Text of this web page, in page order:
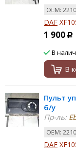
ОЕМ:
DAF
1 900 Р
В
В
Пульт
б/у
Пр-ль:
ОЕМ:
DAF